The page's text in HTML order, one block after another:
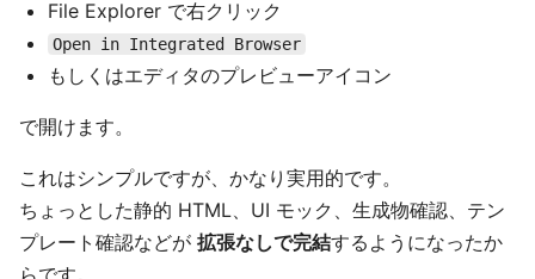
File Explorer で右クリック
Open in Integrated Browser
もしくはエディタのプレビューアイコン
で開けます。
これはシンプルですが、かなり実用的です。
ちょっとした静的 HTML、UI モック、生成物確認、テン
プレート確認などが 拡張なしで完結するようになったか
らです。